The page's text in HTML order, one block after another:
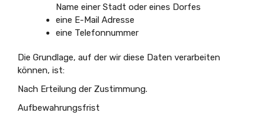
Name einer Stadt oder eines Dorfes
eine E-Mail Adresse
eine Telefonnummer
Die Grundlage, auf der wir diese Daten verarbeiten
können, ist:
Nach Erteilung der Zustimmung.
Aufbewahrungsfrist